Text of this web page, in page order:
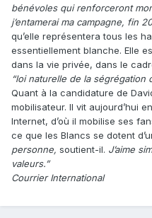
bénévoles qui renforceront
j’entamerai ma campagne, fin
qu’elle représentera tous les
essentiellement blanche. Elle
dans la vie privée, dans le
“loi naturelle de la ségrégation
Quant à la candidature de
mobilisateur. Il vit aujourd’hui
Internet, d’où il mobilise ses
ce que les Blancs se dotent
personne, soutient-il. J’aime
valeurs.”
Courrier International